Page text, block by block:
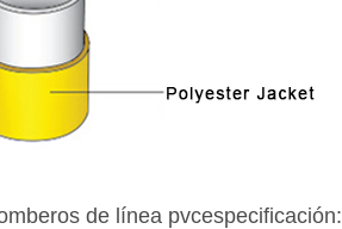
de línea pvcespecificación: